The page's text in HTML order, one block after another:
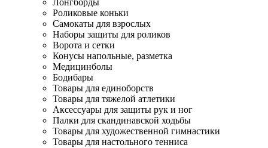
Лонгборды
Роликовые коньки
Самокаты для взрослых
Наборы защиты для роликов
Ворота и сетки
Конусы напольные, разметка
Медицинболы
Бодибары
Товары для единоборств
Товары для тяжелой атлетики
Аксессуары для защиты рук и ног
Палки для скандинавской ходьбы
Товары для художественной гимнастики
Товары для настольного тенниса